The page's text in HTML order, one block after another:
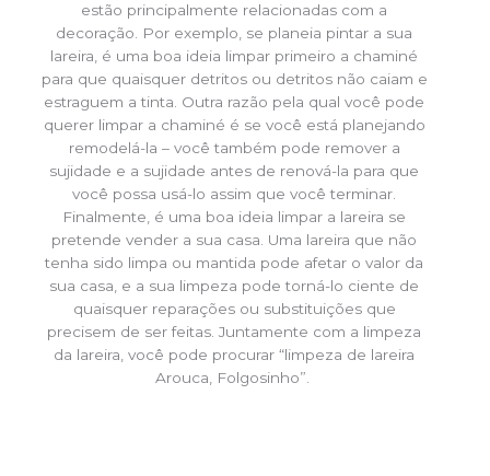
estão principalmente relacionadas com a
decoração. Por exemplo, se planeia pintar a sua
lareira, é uma boa ideia limpar primeiro a chaminé
para que quaisquer detritos ou detritos não caiam e
estraguem a tinta. Outra razão pela qual você pode
querer limpar a chaminé é se você está planejando
remodelá-la – você também pode remover a
sujidade e a sujidade antes de renová-la para que
você possa usá-lo assim que você terminar.
Finalmente, é uma boa ideia limpar a lareira se
pretende vender a sua casa. Uma lareira que não
tenha sido limpa ou mantida pode afetar o valor da
sua casa, e a sua limpeza pode torná-lo ciente de
quaisquer reparações ou substituições que
precisem de ser feitas. Juntamente com a limpeza
da lareira, você pode procurar “limpeza de lareira
Arouca, Folgosinho”.